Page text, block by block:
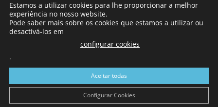
SOBRE NÓS
Com sede nas Caldas da Rainha e mais de 90 anos de
a sul de distrito de Leiria, com mais de 40.000 leitores por
toda a região Oeste. Jornal com distribuição em Portugal
Continental e assinatura online.
Estamos a utilizar cookies para lhe proporcionar a melhor
experiência no nosso website.
Pode saber mais sobre os cookies que estamos a utilizar ou
desactivá-los em
configurar cookies
.
Aceitar todas
Configurar Cookies